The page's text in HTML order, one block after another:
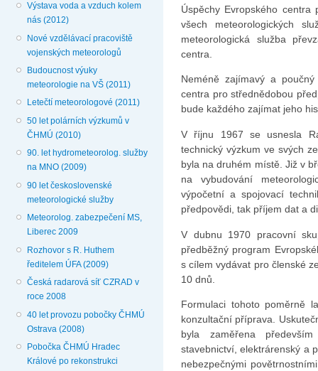
Výstava voda a vzduch kolem
nás (2012)
Nové vzdělávací pracoviště
vojenských meteorologů
Budoucnost výuky
meteorologie na VŠ (2011)
Letečtí meteorologové (2011)
50 let polárních výzkumů v
ČHMÚ (2010)
90. let hydrometeorolog. služby
na MNO (2009)
90 let československé
meteorologické služby
Meteorolog. zabezpečení MS,
Liberec 2009
Rozhovor s R. Huthem
ředitelem ÚFA (2009)
Česká radarová síť CZRAD v
roce 2008
40 let provozu pobočky ČHMÚ
Ostrava (2008)
Pobočka ČHMÚ Hradec
Králové po rekonstrukci
Úspěchy Evropského centra
všech meteorologických
meteorologická služba
centra.
Neméně zajímavý a
centra pro střednědobou
bude každého zajímat jeho
V říjnu 1967 se usnesla
technický výzkum ve svých
byla na druhém místě. Již v
na vybudování
výpočetní a spojovací
předpovědi, tak příjem dat a
V dubnu 1970 pracovní
předběžný program
s cílem vydávat pro členské
10 dnů.
Formulaci tohoto poměrně
konzultační příprava.
byla zaměřena
stavebnictví, elektrárenský a
nebezpečnými